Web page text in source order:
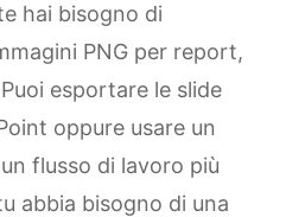
hai bisogno di
PNG per report,
esportare le slide
oppure usare un
flusso di lavoro più
abbia bisogno di una